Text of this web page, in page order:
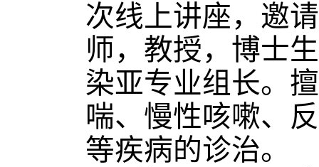
次线上讲座，邀
师，教授，博士
染亚专业组长。
喘、慢性咳嗽、
等疾病的诊治。